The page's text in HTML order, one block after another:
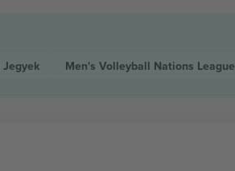
Jegyek Men's Volleyball Nations League